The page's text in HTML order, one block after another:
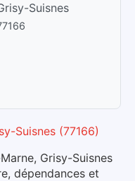
Suisnes
Suisnes (77166)
Grisy-Suisnes
dépendances et